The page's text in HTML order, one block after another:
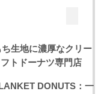
生地に濃厚なクリー
トドーナツ専門店
DONUTS：一